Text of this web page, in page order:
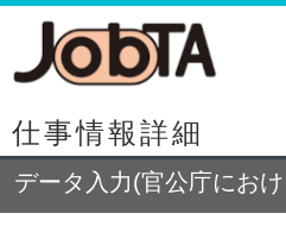
仕事情報詳細
データ入力(官公庁にお